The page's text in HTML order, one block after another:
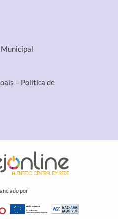
Municipal
– Política de
por